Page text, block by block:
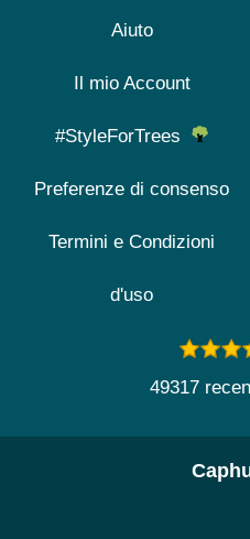
Aiuto
Il mio Account
#StyleForTrees
Preferenze di consenso
Termini e Condizioni
d'uso
49317